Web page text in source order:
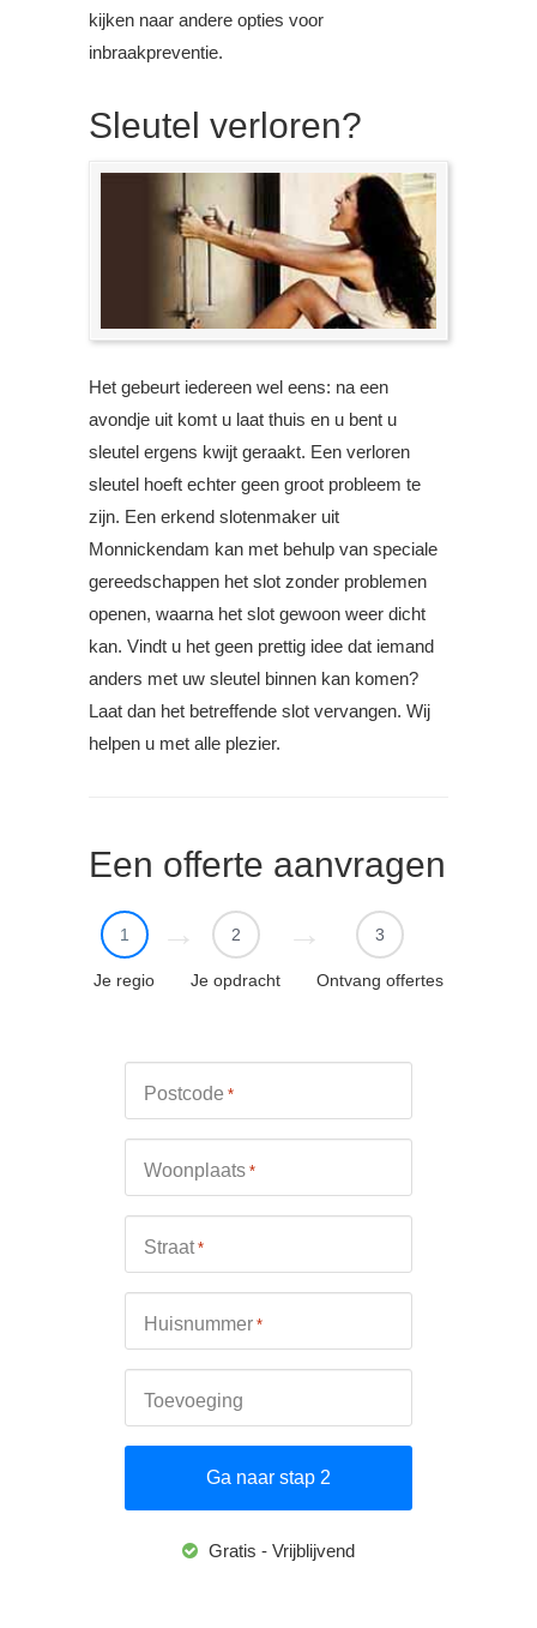
kijken naar andere opties voor
inbraakpreventie.
Sleutel verloren?
Het gebeurt iedereen wel eens: na een
avondje uit komt u laat thuis en u bent u
sleutel ergens kwijt geraakt. Een verloren
sleutel hoeft echter geen groot probleem te
zijn. Een erkend slotenmaker uit
Monnickendam kan met behulp van speciale
gereedschappen het slot zonder problemen
openen, waarna het slot gewoon weer dicht
kan. Vindt u het geen prettig idee dat iemand
anders met uw sleutel binnen kan komen?
Laat dan het betreffende slot vervangen. Wij
helpen u met alle plezier.
Een offerte aanvragen
1
Je regio
2
Je opdracht
3
Ontvang offertes
Postcode *
Woonplaats *
Straat *
Huisnummer *
Toevoeging
Gratis - Vrijblijvend